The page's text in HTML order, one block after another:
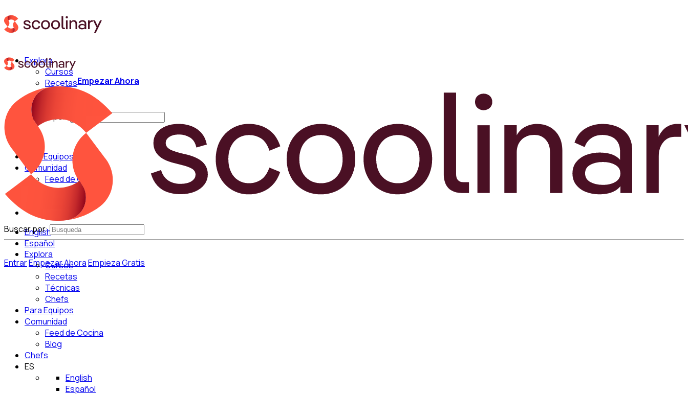
Explora
Cursos
Recetas
Buscar por:
Para Equipos
Comunidad
Feed de Cocina
Blog
English
Español
EntrarEmpezar AhoraEmpieza Gratis
Empezar Ahora
Buscar por:
Explora
Cursos
Recetas
Técnicas
Chefs
Para Equipos
Comunidad
Feed de Cocina
Blog
Chefs
ES
English
Español